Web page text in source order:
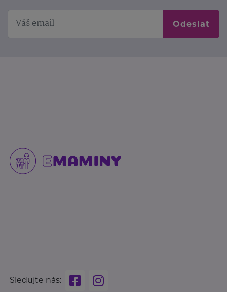
Odeslat
Sledujte nás: